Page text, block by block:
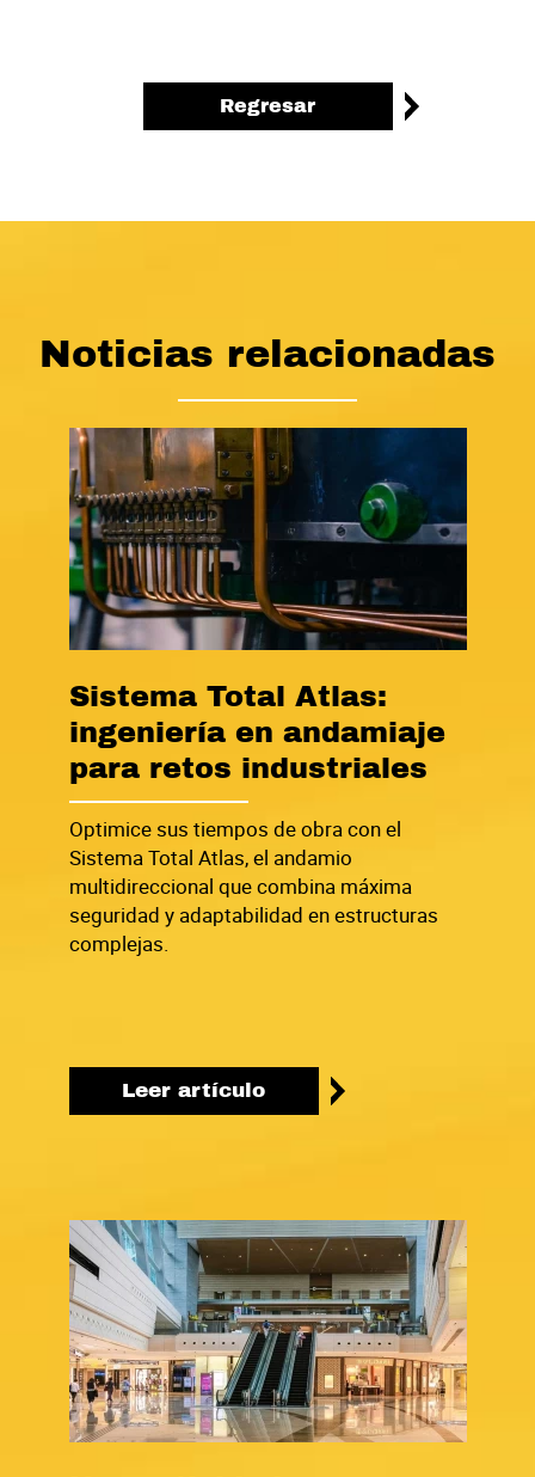
Regresar
Noticias relacionadas
Sistema Total Atlas:
ingeniería en andamiaje
para retos industriales
Optimice sus tiempos de obra con el
Sistema Total Atlas, el andamio
multidireccional que combina máxima
seguridad y adaptabilidad en estructuras
complejas.
Leer artículo